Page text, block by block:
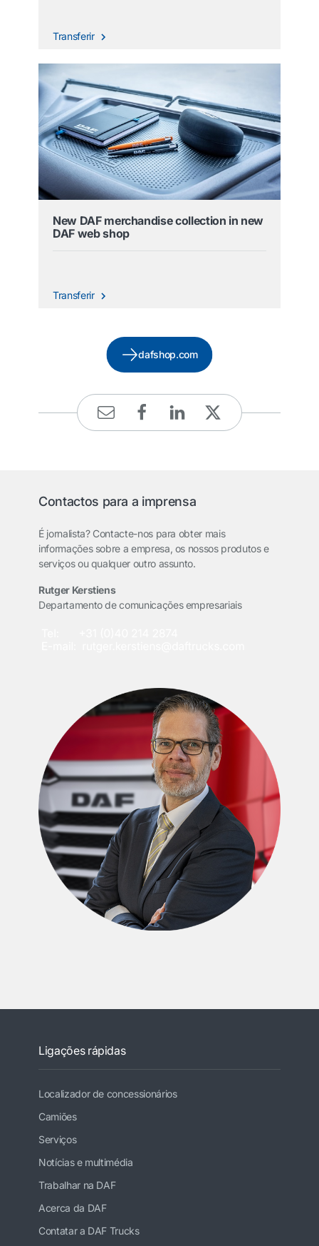
Transferir
New DAF merchandise collection in new
DAF web shop
Transferir
dafshop.com
Contactos para a imprensa
É jornalista? Contacte-nos para obter mais
informações sobre a empresa, os nossos produtos e
serviços ou qualquer outro assunto.
Rutger Kerstiens
Departamento de comunicações empresariais
Ligações rápidas
Localizador de concessionários
Camiões
Serviços
Notícias e multimédia
Trabalhar na DAF
Acerca da DAF
Contatar a DAF Trucks